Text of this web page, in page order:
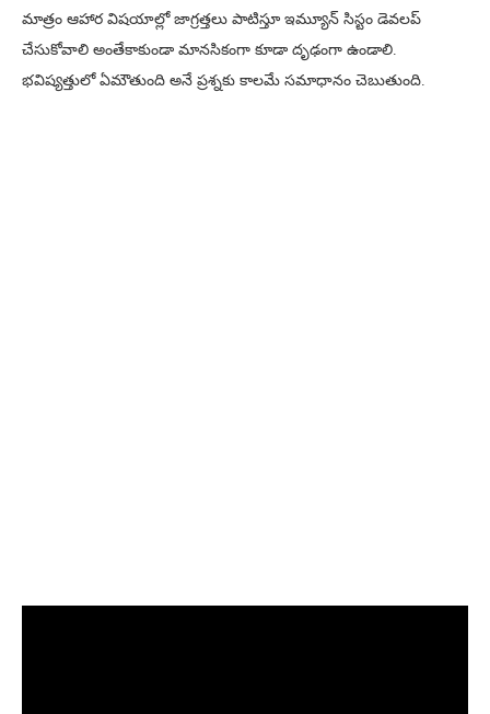
మాత్రం ఆహార విషయాల్లో జాగ్రత్తలు పాటిస్తూ ఇమ్యూన్ సిస్టం డెవలప్
చేసుకోవాలి అంతేకాకుండా మానసికంగా కూడా దృఢంగా ఉండాలి.
భవిష్యత్తులో ఏమౌతుంది అనే ప్రశ్నకు కాలమే సమాధానం చెబుతుంది.